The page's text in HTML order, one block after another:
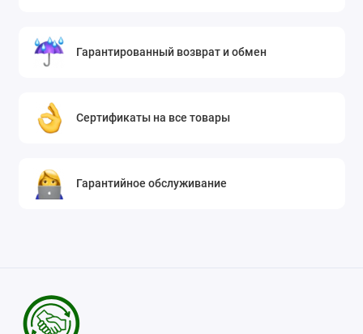
Гарантированный возврат и обмен
Сертификаты на все товары
Гарантийное обслуживание